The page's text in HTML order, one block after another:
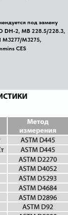
под замену
DH-2, MB 228.5/228.3,
M3277/M3275,
CES